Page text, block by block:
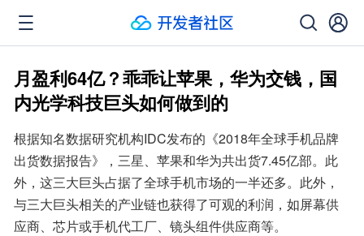
月盈利64亿？乖乖让苹果，华为交钱，国
内光学科技巨头如何做到的
根据知名数据研究机构IDC发布的《2018年全球手机品牌
出货数据报告》，三星、苹果和华为共出货7.45亿部。此
外，这三大巨头占据了全球手机市场的一半还多。此外，
与三大巨头相关的产业链也获得了可观的利润，如屏幕供
应商、芯片或手机代工厂、镜头组件供应商等。